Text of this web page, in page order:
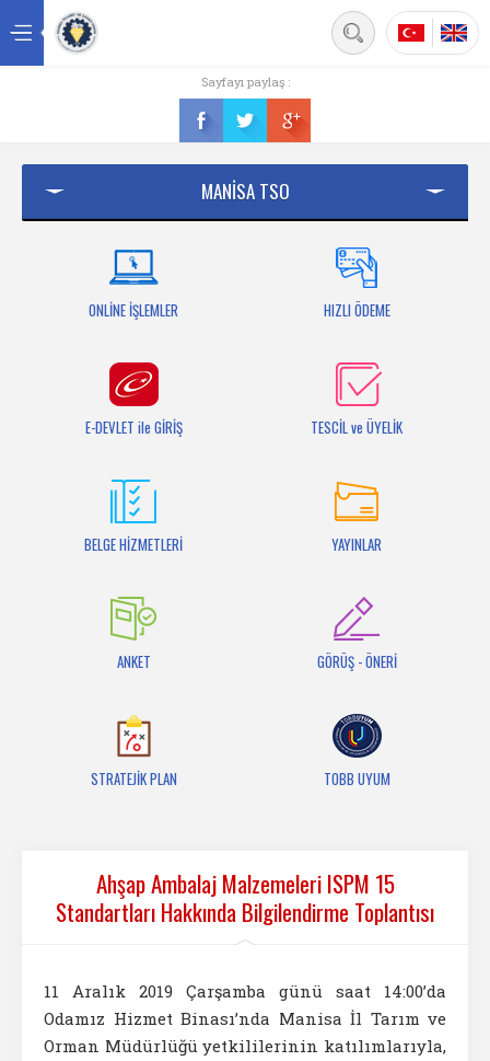
Üyelik
Bilgi Bankası
Sayfayı paylaş :
MANİSA TSO
ONLİNE İŞLEMLER HIZLI ÖDEME
E-DEVLET ile GİRİŞ TESCİL ve ÜYELİK
BELGE HİZMETLERİ YAYINLAR
ANKET GÖRÜŞ - ÖNERİ
STRATEJİK PLAN TOBB UYUM
Ahşap Ambalaj Malzemeleri ISPM 15
Standartları Hakkında Bilgilendirme Toplantısı
11 Aralık 2019 Çarşamba günü saat 14:00’da
Odamız Hizmet Binası’nda Manisa İl Tarım ve
Orman Müdürlüğü yetkililerinin katılımlarıyla,